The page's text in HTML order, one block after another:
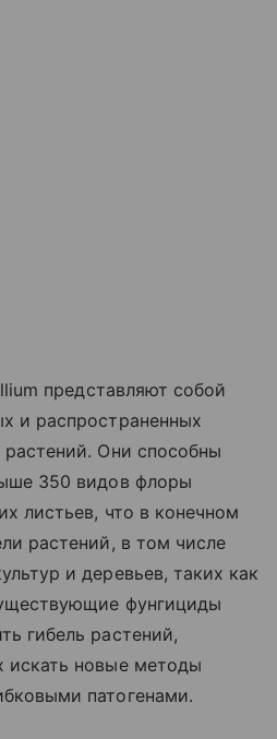
представляют собой
и распространенных
растений. Они способны
350 видов флоры
листьев, что в конечном
растений, в том числе
и деревьев, таких как
фунгициды
гибель растений,
искать новые методы
патогенами.